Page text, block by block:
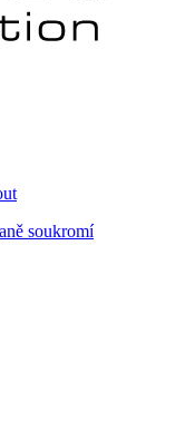
soukromí